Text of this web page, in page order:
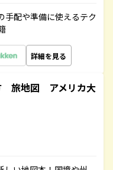
手配や準備に使えるテク
詳細を見る
旅地図 アメリカ大